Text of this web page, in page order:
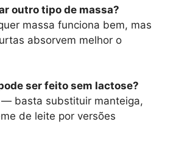
outro tipo de massa?
massa funciona bem, mas
absorvem melhor o
ser feito sem lactose?
— basta substituir manteiga,
de leite por versões